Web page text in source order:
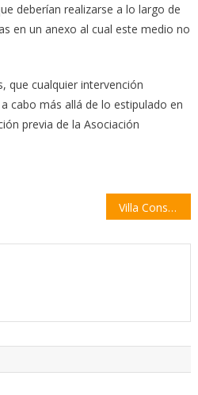
deberían realizarse a lo largo de
en un anexo al cual este medio no
que cualquier intervención
cabo más allá de lo estipulado en
previa de la Asociación
Villa Constitución: secuestran cuatro motos diarias por falta de documentación